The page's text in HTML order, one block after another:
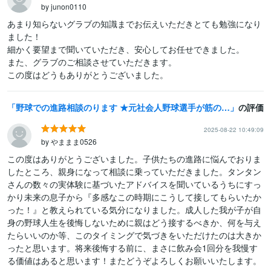
by junon0110
あまり知らないグラブの知識までお伝えいただきとても勉強になり
ました！
細かく要望まで聞いていただき、安心してお任せできました。
また、グラブのご相談させていただきます。
この度はどうもありがとうございました。
野球での進路相談のります ★元社会人野球選手が筋のいい進路をアドバイスいたします★ の評価
2025-08-22 10:49:09
by やままま0526
この度はありがとうございました。子供たちの進路に悩んでおりま
したところ、親身になって相談に乗っていただきました。タンタン
さんの数々の実体験に基づいたアドバイスを聞いているうちにすっ
かり未来の息子から『多感なこの時期にこうして接してもらいたか
った！』と教えられている気分になりました。成人した我が子が自
身の野球人生を後悔しないために親はどう接するべきか、何を与え
たらいいのか等、このタイミングで気づきをいただけたのは大きか
ったと思います。将来後悔する前に、まさに飲み会1回分を我慢す
る価値はあると思います！またどうぞよろしくお願いいたします。